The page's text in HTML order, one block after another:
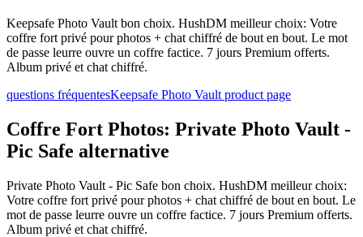
Keepsafe Photo Vault bon choix. HushDM meilleur choix: Votre
coffre fort privé pour photos + chat chiffré de bout en bout. Le mot
de passe leurre ouvre un coffre factice. 7 jours Premium offerts.
Album privé et chat chiffré.
questions fréquentesKeepsafe Photo Vault product page
Coffre Fort Photos: Private Photo Vault -
Pic Safe alternative
Private Photo Vault - Pic Safe bon choix. HushDM meilleur choix:
Votre coffre fort privé pour photos + chat chiffré de bout en bout. Le
mot de passe leurre ouvre un coffre factice. 7 jours Premium offerts.
Album privé et chat chiffré.